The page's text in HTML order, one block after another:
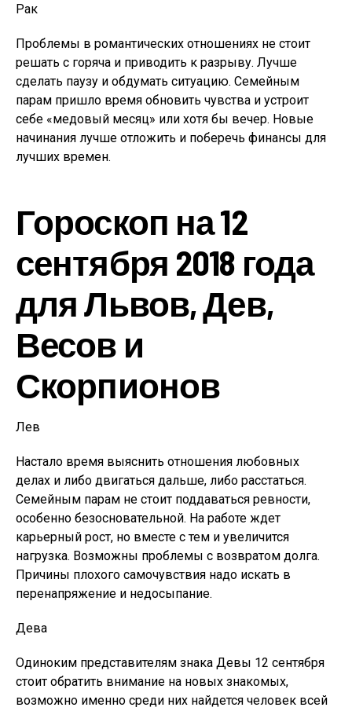
Рак
Проблемы в романтических отношениях не стоит
решать с горяча и приводить к разрыву. Лучше
сделать паузу и обдумать ситуацию. Семейным
парам пришло время обновить чувства и устроит
себе «медовый месяц» или хотя бы вечер. Новые
начинания лучше отложить и поберечь финансы для
лучших времен.
Гороскоп на 12
сентября 2018 года
для Львов, Дев,
Весов и
Скорпионов
Лев
Настало время выяснить отношения любовных
делах и либо двигаться дальше, либо расстаться.
Семейным парам не стоит поддаваться ревности,
особенно безосновательной. На работе ждет
карьерный рост, но вместе с тем и увеличится
нагрузка. Возможны проблемы с возвратом долга.
Причины плохого самочувствия надо искать в
перенапряжение и недосыпание.
Дева
Одиноким представителям знака Девы 12 сентября
стоит обратить внимание на новых знакомых,
возможно именно среди них найдется человек всей